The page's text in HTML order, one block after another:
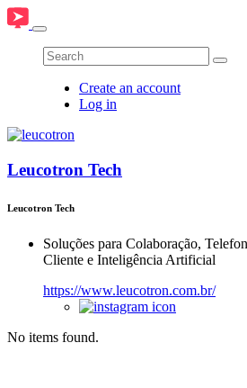
Create an account
Log in
Leucotron Tech
Leucotron Tech
Soluções para Colaboração,
Cliente e Inteligência Artificial
https://www.leucotron.com.br/
No items found.